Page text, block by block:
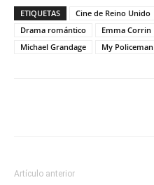
ETIQUETAS Cine de Reino Unido
Drama romántico
Emma Corrin
Michael Grandage
My Policeman
Artículo anterior